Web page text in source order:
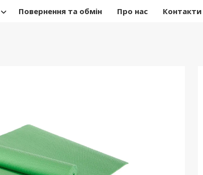
Повернення та обмін Про нас Контакти